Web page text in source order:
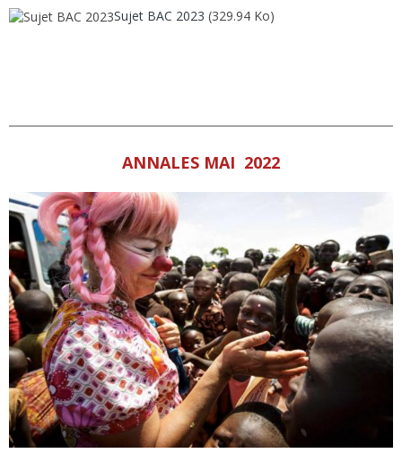
Sujet BAC 2023 (329.94 Ko)
ANNALES MAI 2022